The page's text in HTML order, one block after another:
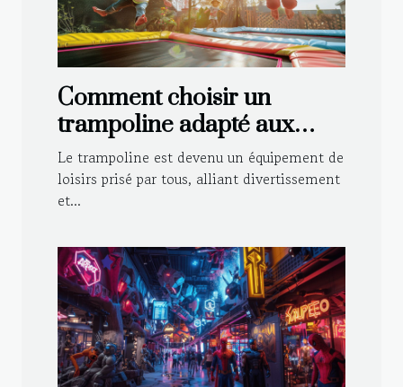
Comment choisir un
trampoline adapté aux
enfants et aux adultes
Le trampoline est devenu un équipement de
loisirs prisé par tous, alliant divertissement
et...